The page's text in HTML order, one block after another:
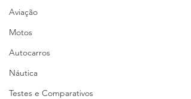
Aviação
Motos
Autocarros
Náutica
Testes e Comparativos